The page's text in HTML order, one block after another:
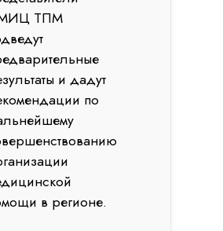
ТПМ
и дадут
по
в регионе.